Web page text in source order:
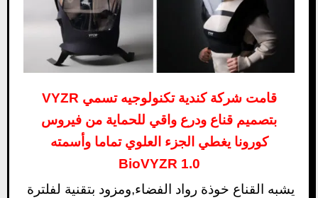
قامت شركة كندية تكنولوجيه تسمي VYZR
بتصميم قناع ودرع واقي للحماية من فيروس
كورونا يغطي الجزء العلوي تماما وأسمته
BioVYZR 1.0
يشبه القناع خوذة رواد الفضاء,ومزود بتقنية لفلترة